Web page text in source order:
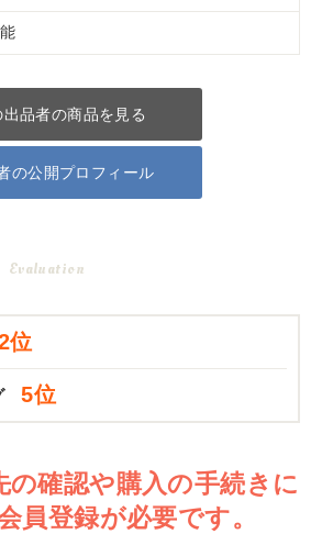
出品者の商品を見る
の公開プロフィール
Evaluation
位
5位
の確認や購入の手続きに
員登録が必要です。